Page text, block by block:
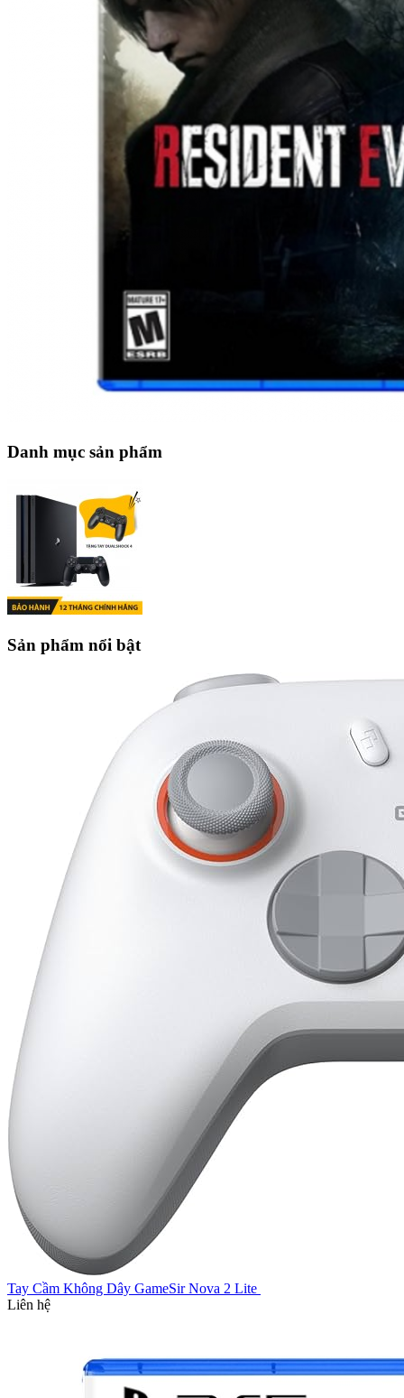
Danh mục sản phẩm
Sản phẩm nổi bật
Tay Cầm Không Dây GameSir Nova 2 Lite
Liên hệ